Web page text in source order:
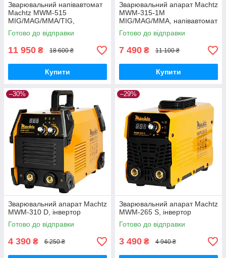
Зварювальний напівавтомат
Machtz MWM-515
MIG/MAG/MMA/TIG,
напівавтомат
Готово до відправки
11 950 ₴ 18 600 ₴
Купити
Зварювальний апарат Mаchtz
MWM-315-1M
MIG/MAG/MMA, напівавтомат
Готово до відправки
7 490 ₴ 11 100 ₴
Купити
–30%
Зварювальний апарат Machtz
MWM-310 D, інвертор
Готово до відправки
4 390 ₴ 6 250 ₴
–29%
Зварювальний апарат Machtz
MWM‑265 S, інвертор
Готово до відправки
3 490 ₴ 4 940 ₴